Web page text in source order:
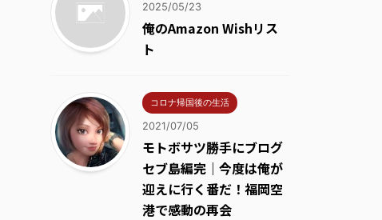
2025/05/23
俺のAmazon Wishリス
ト
コロナ帰国後の生活
2021/07/05
モトボサツ勝手にブログ
セブ島編完｜今度は俺が
迎えに行く番だ！福岡空
港で感動の再会